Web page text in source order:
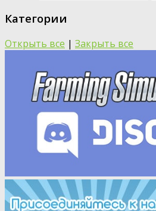
Категории
Открыть все | Закрыть все